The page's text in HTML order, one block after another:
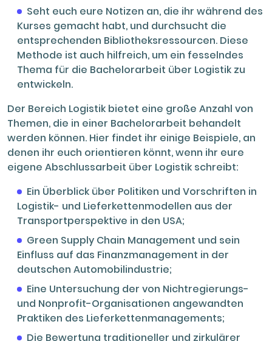
Seht euch eure Notizen an, die ihr während des
Kurses gemacht habt, und durchsucht die
entsprechenden Bibliotheksressourcen. Diese
Methode ist auch hilfreich, um ein fesselndes
Thema für die Bachelorarbeit über Logistik zu
entwickeln.
Der Bereich Logistik bietet eine große Anzahl von
Themen, die in einer Bachelorarbeit behandelt
werden können. Hier findet ihr einige Beispiele, an
denen ihr euch orientieren könnt, wenn ihr eure
eigene Abschlussarbeit über Logistik schreibt:
Ein Überblick über Politiken und Vorschriften in
Logistik- und Lieferkettenmodellen aus der
Transportperspektive in den USA;
Green Supply Chain Management und sein
Einfluss auf das Finanzmanagement in der
deutschen Automobilindustrie;
Eine Untersuchung der von Nichtregierungs-
und Nonprofit-Organisationen angewandten
Praktiken des Lieferkettenmanagements;
Die Bewertung traditioneller und zirkulärer